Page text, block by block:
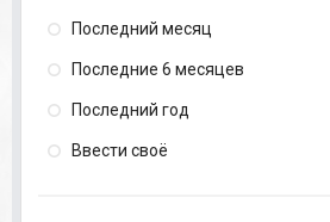
Последний месяц
Последние 6 месяцев
Последний год
Ввести своё